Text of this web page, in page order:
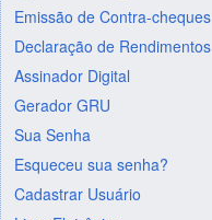
Emissão de Contra-cheques
Declaração de Rendimentos
Assinador Digital
Gerador GRU
Sua Senha
Esqueceu sua senha?
Cadastrar Usuário